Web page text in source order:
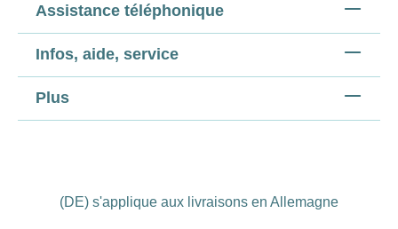
Assistance téléphonique
Infos, aide, service
Plus
(DE) s'applique aux livraisons en Allemagne